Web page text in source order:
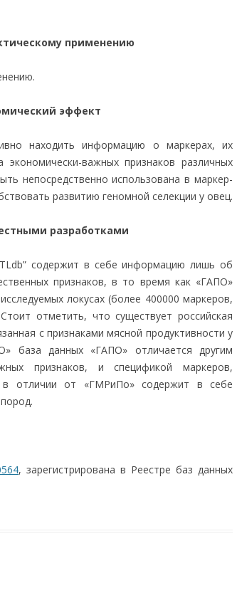
применению
эффект
находить информацию о маркерах, их
важных признаков различных
непосредственно использована в маркер-
развитию геномной селекции у овец.
разработками
содержит в себе информацию лишь об
признаков, в то время как «ГАПО»
локусах (более 400000 маркеров,
отметить, что существует российская
с признаками мясной продуктивности у
база данных «ГАПО» отличается другим
признаков, и спецификой маркеров,
отличии от «ГМРиПо» содержит в себе
, зарегистрирована в Реестре баз данных